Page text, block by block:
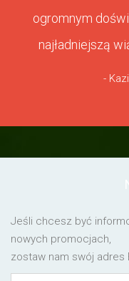
ogromnym
najładniejszą
-
Jeśli chcesz być
nowych promocjach,
zostaw nam swój adres